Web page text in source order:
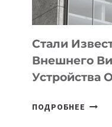
Стали
Внешнего
Устройства
ПОДРОБНЕЕ СТАЛИ